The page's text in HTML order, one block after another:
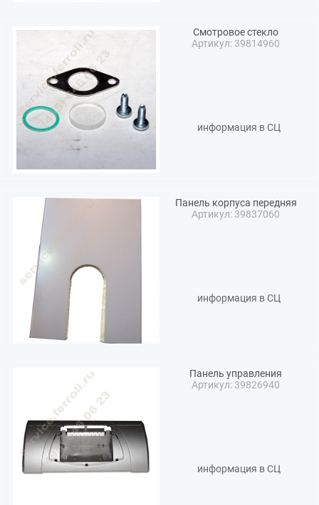
Смотровое стекло
Артикул: 39814960
информация в СЦ
Панель корпуса передняя
Артикул: 39837060
информация в СЦ
Панель управления
Артикул: 39826940
информация в СЦ